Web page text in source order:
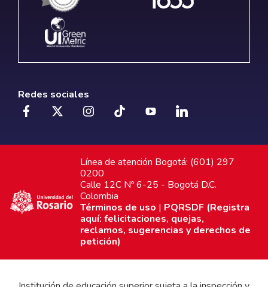
Redes sociales
Línea de atención Bogotá: (601) 297
0200
Calle 12C Nº 6-25 - Bogotá D.C.
Colombia
Términos de uso | PQRSDF (Registra
aquí: felicitaciones, quejas,
reclamos, sugerencias y derechos de
petición)